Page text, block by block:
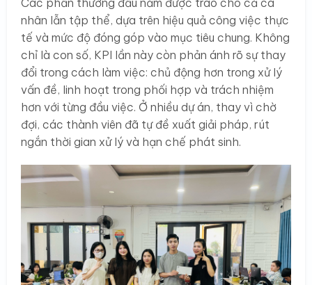
Các phần thưởng đầu năm được trao cho cả cá
nhân lẫn tập thể, dựa trên hiệu quả công việc thực
tế và mức độ đóng góp vào mục tiêu chung. Không
chỉ là con số, KPI lần này còn phản ánh rõ sự thay
đổi trong cách làm việc: chủ động hơn trong xử lý
vấn đề, linh hoạt trong phối hợp và trách nhiệm
hơn với từng đầu việc. Ở nhiều dự án, thay vì chờ
đợi, các thành viên đã tự đề xuất giải pháp, rút
ngắn thời gian xử lý và hạn chế phát sinh.